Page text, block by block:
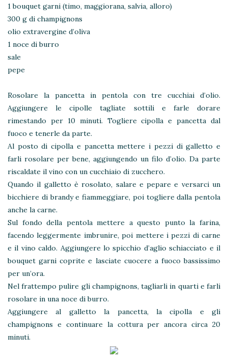
1 bouquet garni (timo, maggiorana, salvia, alloro)
300 g di champignons
olio extravergine d’oliva
1 noce di burro
sale
pepe
Rosolare la pancetta in pentola con tre cucchiai d’olio.
Aggiungere le cipolle tagliate sottili e farle dorare
rimestando per 10 minuti. Togliere cipolla e pancetta dal
fuoco e tenerle da parte.
Al posto di cipolla e pancetta mettere i pezzi di galletto e
farli rosolare per bene, aggiungendo un filo d’olio. Da parte
riscaldate il vino con un cucchiaio di zucchero.
Quando il galletto è rosolato, salare e pepare e versarci un
bicchiere di brandy e fiammeggiare, poi togliere dalla pentola
anche la carne.
Sul fondo della pentola mettere a questo punto la farina,
facendo leggermente imbrunire, poi mettere i pezzi di carne
e il vino caldo. Aggiungere lo spicchio d’aglio schiacciato e il
bouquet garni coprite e lasciate cuocere a fuoco bassissimo
per un’ora.
Nel frattempo pulire gli champignons, tagliarli in quarti e farli
rosolare in una noce di burro.
Aggiungere al galletto la pancetta, la cipolla e gli
champignons e continuare la cottura per ancora circa 20
minuti.